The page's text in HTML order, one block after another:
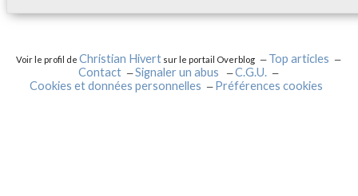
Voir le profil deChristian Hivert sur le portail Overblog
Top articles
Contact
Signaler un abus
C.G.U.
Cookies et données personnelles
Préférences cookies